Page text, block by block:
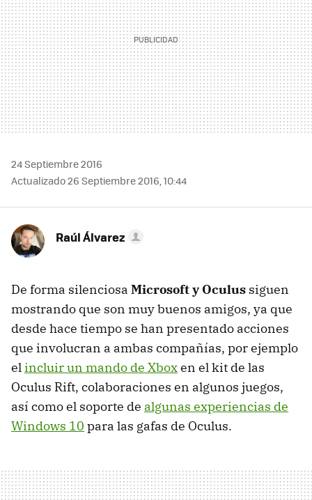
24 Septiembre 2016
Actualizado 26 Septiembre 2016, 10:44
Raúl Álvarez
De forma silenciosa Microsoft y Oculus siguen
mostrando que son muy buenos amigos, ya que
desde hace tiempo se han presentado acciones
que involucran a ambas compañías, por ejemplo
elincluir un mando de Xboxen el kit de las
Oculus Rift, colaboraciones en algunos juegos,
así como el soporte de algunas experiencias de
Windows 10 para las gafas de Oculus.